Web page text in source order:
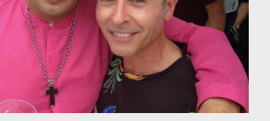
los modelos que ha sido padre este año ha
Flores , el top que desfiló en las mejores